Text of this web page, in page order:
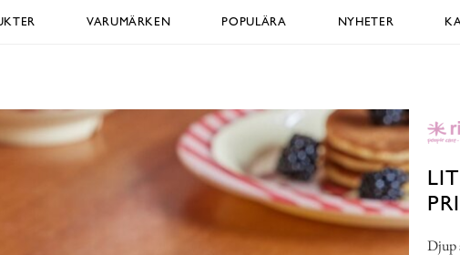
VARUMÄRKEN POPULÄRA NYHETER
Djup